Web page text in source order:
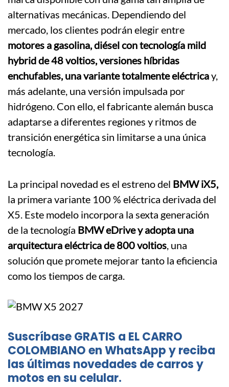
alternativas mecánicas. Dependiendo del
mercado, los clientes podrán elegir entre
motores a gasolina, diésel con tecnología mild
hybrid de 48 voltios, versiones híbridas
enchufables, una variante totalmente eléctricay,
más adelante, una versión impulsada por
hidrógeno. Con ello, el fabricante alemán busca
adaptarse a diferentes regiones y ritmos de
transición energética sin limitarse a una única
tecnología.
La principal novedad es el estreno del BMW iX5,
la primera variante 100 % eléctrica derivada del
X5. Este modelo incorpora la sexta generación
de la tecnología BMW eDrive y adopta una
arquitectura eléctrica de 800 voltios, una
solución que promete mejorar tanto la eficiencia
como los tiempos de carga.
Suscríbase GRATIS a EL CARRO
COLOMBIANO en WhatsApp y reciba
las últimas novedades de carros y
motos en su celular.